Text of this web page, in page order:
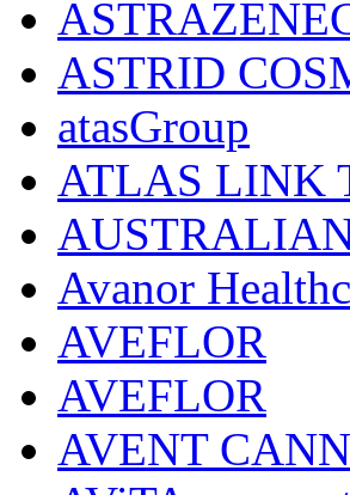
ASTRID
atasGroup
ATLAS LINK
Avanor
AVEFLOR
AVEFLOR
AVENT